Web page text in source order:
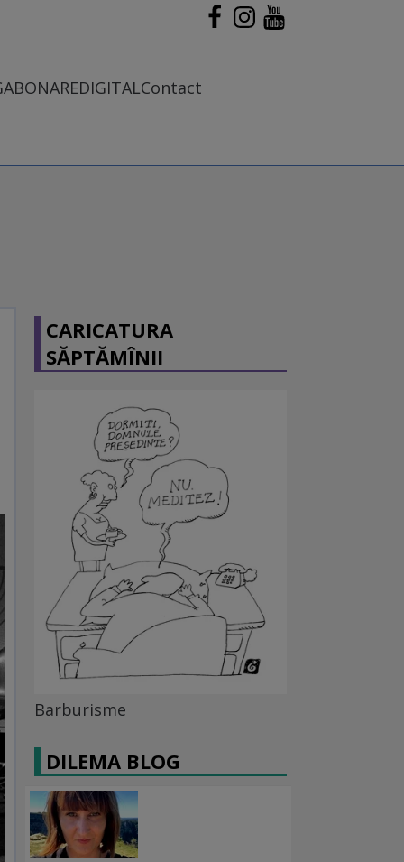
ABONAREDIGITALContact
CARICATURA
SĂPTĂMÎNII
Barburisme
DILEMA BLOG